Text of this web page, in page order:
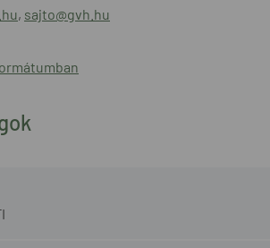
, sajto@gvh.hu